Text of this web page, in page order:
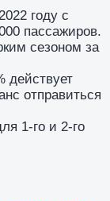
году с
пассажиров.
сезоном за
действует
отправиться
1-го и 2-го